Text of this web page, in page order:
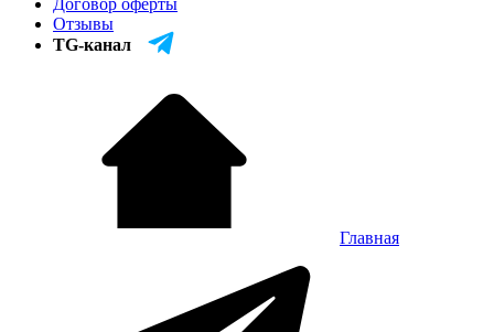
Договор оферты
Отзывы
TG-канал
Главная